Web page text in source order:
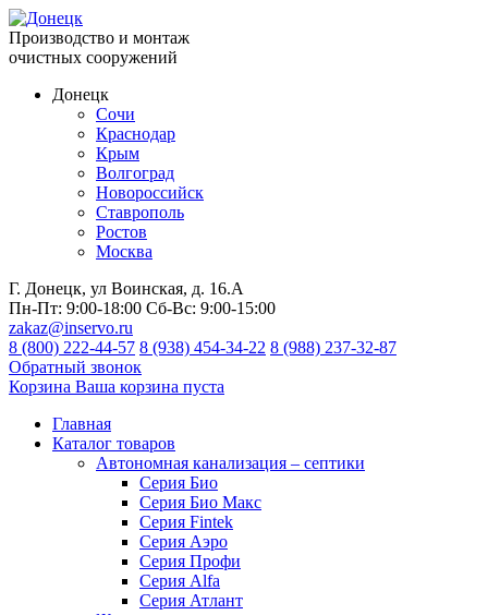
Производство и монтаж
очистных сооружений
Донецк
Сочи
Краснодар
Крым
Волгоград
Новороссийск
Ставрополь
Ростов
Москва
Г. Донецк, ул Воинская, д. 16.А
Пн-Пт: 9:00-18:00 Сб-Вс: 9:00-15:00
zakaz@inservo.ru
8 (800) 222-44-57 8 (938) 454-34-22 8 (988) 237-32-87
Обратный звонок
Корзина Ваша корзина пуста
Главная
Каталог товаров
Автономная канализация – септики
Серия Био
Серия Био Макс
Серия Fintek
Серия Аэро
Серия Профи
Серия Alfa
Серия Атлант